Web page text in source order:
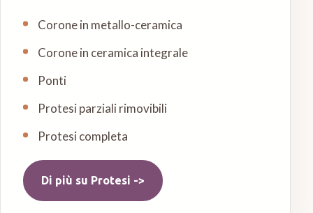
Corone in metallo-ceramica
Corone in ceramica integrale
Ponti
Protesi parziali rimovibili
Protesi completa
Di più su Protesi ->